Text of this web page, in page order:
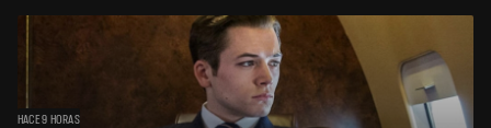
HACE 9 HORAS